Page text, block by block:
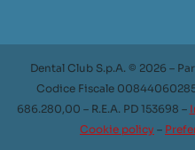
Dental Club S.p.A. © 2026 –
Codice Fiscale
686.280,00 – R.E.A. PD 153698 –
Cookie policy –